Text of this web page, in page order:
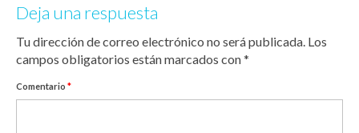
Deja una respuesta
Tu dirección de correo electrónico no será publicada. Los
campos obligatorios están marcados con*
Comentario *